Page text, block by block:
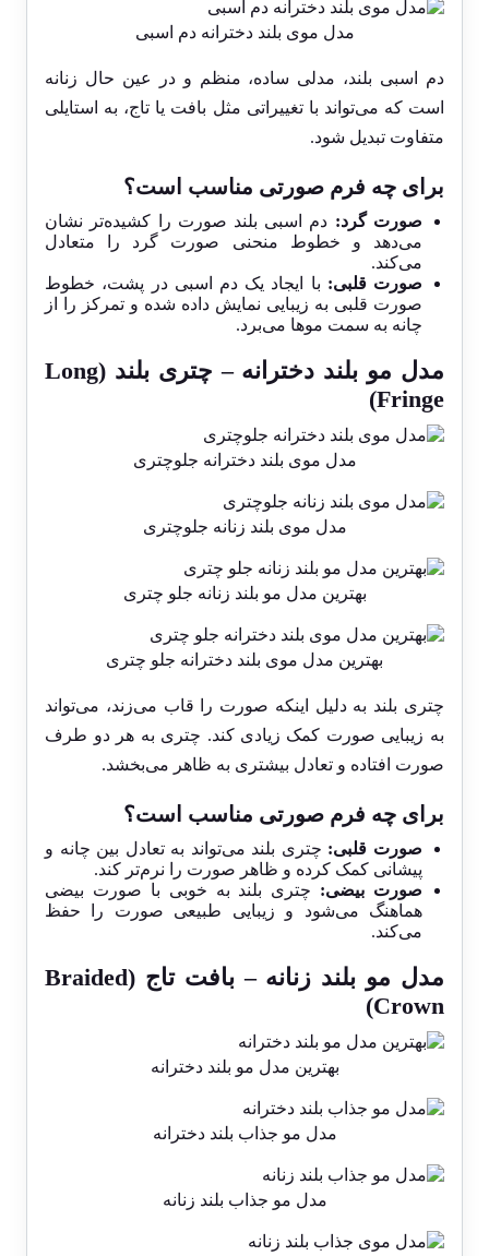
مدل موی بلند دخترانه دم اسبی
دم اسبی بلند، مدلی ساده، منظم و در عین حال زنانه
است که می‌تواند با تغییراتی مثل بافت یا تاج، به استایلی
متفاوت تبدیل شود.
برای چه فرم صورتی مناسب است؟
صورت گرد: دم اسبی بلند صورت را کشیده‌تر نشان
می‌دهد و خطوط منحنی صورت گرد را متعادل
می‌کند.
صورت قلبی: با ایجاد یک دم اسبی در پشت، خطوط
صورت قلبی به زیبایی نمایش داده شده و تمرکز را از
چانه به سمت موها می‌برد.
مدل مو بلند دخترانه –
چتری بلند (Long
Fringe)
مدل موی بلند دخترانه جلوچتری
مدل موی بلند زنانه جلوچتری
بهترین مدل مو بلند زنانه جلو چتری
بهترین مدل موی بلند دخترانه جلو چتری
چتری بلند به دلیل اینکه صورت را قاب می‌زند، می‌تواند
به زیبایی صورت کمک زیادی کند. چتری به هر دو طرف
صورت افتاده و تعادل بیشتری به ظاهر می‌بخشد.
برای چه فرم صورتی مناسب است؟
صورت قلبی: چتری بلند می‌تواند به تعادل بین چانه و
پیشانی کمک کرده و ظاهر صورت را نرم‌تر کند.
صورت بیضی: چتری بلند به خوبی با صورت بیضی
هماهنگ می‌شود و زیبایی طبیعی صورت را حفظ
می‌کند.
مدل مو بلند زنانه – بافت تاج (Braided
Crown)
بهترین مدل مو بلند دخترانه
مدل مو جذاب بلند دخترانه
مدل مو جذاب بلند زنانه